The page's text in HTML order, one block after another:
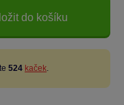
do košíku
524 kaček.